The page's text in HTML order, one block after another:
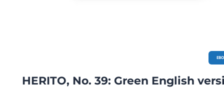
HERITO, No. 39: Green English